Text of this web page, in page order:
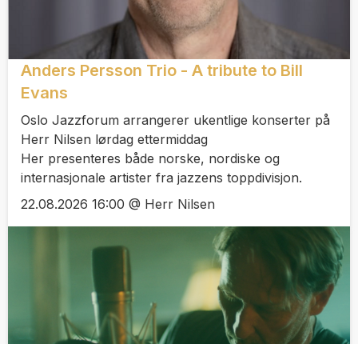
Anders Persson Trio - A tribute to Bill
Evans
Oslo Jazzforum arrangerer ukentlige konserter på
Herr Nilsen lørdag ettermiddag
Her presenteres både norske, nordiske og
internasjonale artister fra jazzens toppdivisjon.
22.08.2026 16:00 @ Herr Nilsen